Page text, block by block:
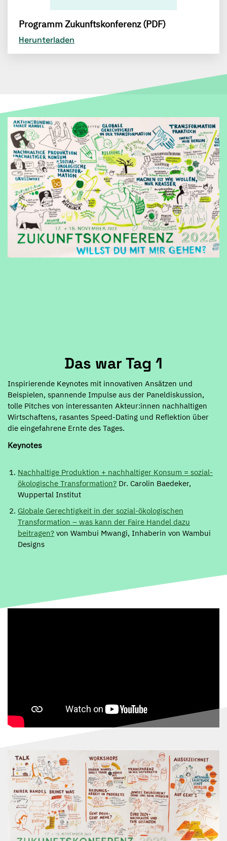
Programm Zukunftskonferenz (PDF)
Herunterladen
Das war Tag 1
Inspirierende Keynotes mit innovativen Ansätzen und
Beispielen, spannende Impulse aus der Paneldiskussion,
tolle Pitches von interessanten Akteur:innen nachhaltigen
Wirtschaftens, rasantes Speed-Dating und Reflektion über
die eingefahrene Ernte des Tages.
Keynotes
Nachhaltige Produktion + nachhaltiger Konsum = sozial-
ökologische Transformation? Dr. Carolin Baedeker,
Wuppertal Institut
Globale Gerechtigkeit in der sozial-ökologischen
Transformation – was kann der Faire Handel dazu
beitragen? von Wambui Mwangi, Inhaberin von Wambui
Designs